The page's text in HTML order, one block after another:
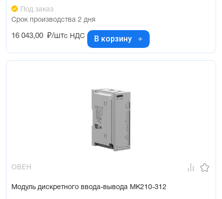
Под заказ
Срок производства 2 дня
16 043,00 ₽/штс НДС В корзину
ОВЕН
Модуль дискретного ввода-вывода МК210-312